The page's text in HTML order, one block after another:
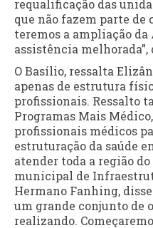
requalificação das
que não fazem parte de
teremos a ampliação da
assistência melhorada”,
O Basílio, ressalta
apenas de estrutura
profissionais. Ressalto
Programas Mais
profissionais médicos
estruturação da saúde
atender toda a região
municipal de
Hermano Fanhing,
um grande conjunto de
realizando.